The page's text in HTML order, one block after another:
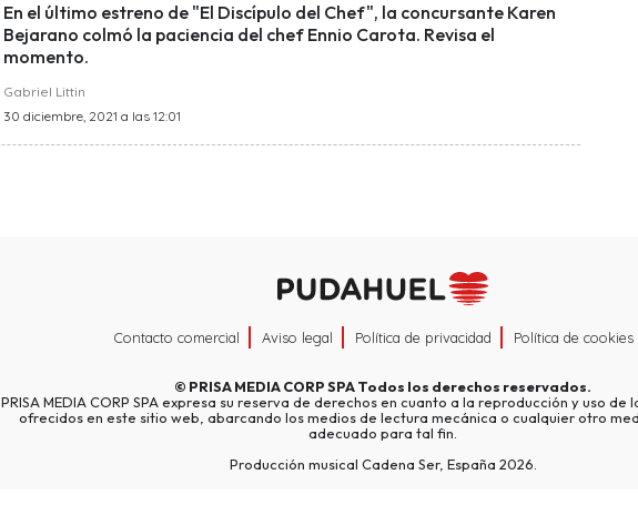
En el último estreno de "El Discípulo del Chef", la concursante Karen
Bejarano colmó la paciencia del chef Ennio Carota. Revisa el
momento.
Gabriel Littin
30 diciembre, 2021 a las 12:01
Contacto comercial Aviso legal Política de privacidad Política de cookies
© PRISA MEDIA CORP SPATodos los derechos reservados.
PRISA MEDIA CORP SPA expresa su reserva de derechos en cuanto a la reproducción y uso de
ofrecidos en este sitio web, abarcando los medios de lectura mecánica o cualquier otro
adecuado para tal fin.
Producción musical Cadena Ser, España 2026.